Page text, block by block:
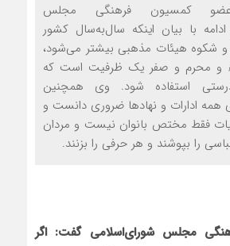
عضو کمسیون فرهنگی مجلس
با بیان این‏که سال‌به‌سال کشور
و شکوه هیئات‌ مذهبی بیشتر می‌شود،
و محرم و صفر یک ظرفیت است که
استفاده شود. وی هم‏چنین
همه ادارات و نهادها ضروری دانست و
فقط مختص بانوان نیست و مردان
را بپوشند و هر حرفی را بزنند.
مجلس شورای‌اسلامی گفت: اگر